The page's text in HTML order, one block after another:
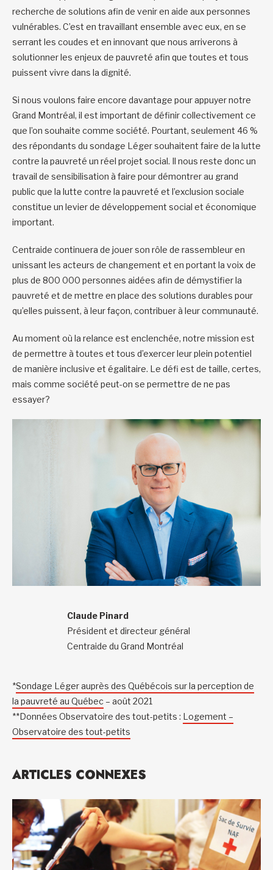
recherche de solutions afin de venir en aide aux personnes
vulnérables. C’est en travaillant ensemble avec eux, en se
serrant les coudes et en innovant que nous arriverons à
solutionner les enjeux de pauvreté afin que toutes et tous
puissent vivre dans la dignité.
Si nous voulons faire encore davantage pour appuyer notre
Grand Montréal, il est important de définir collectivement ce
que l’on souhaite comme société. Pourtant, seulement 46 %
des répondants du sondage Léger souhaitent faire de la lutte
contre la pauvreté un réel projet social. Il nous reste donc un
travail de sensibilisation à faire pour démontrer au grand
public que la lutte contre la pauvreté et l’exclusion sociale
constitue un levier de développement social et économique
important.
Centraide continuera de jouer son rôle de rassembleur en
unissant les acteurs de changement et en portant la voix de
plus de 800 000 personnes aidées afin de démystifier la
pauvreté et de mettre en place des solutions durables pour
qu’elles puissent, à leur façon, contribuer à leur communauté.
Au moment où la relance est enclenchée, notre mission est
de permettre à toutes et tous d’exercer leur plein potentiel
de manière inclusive et égalitaire. Le défi est de taille, certes,
mais comme société peut-on se permettre de ne pas
essayer?
Claude Pinard
Président et directeur général
Centraide du Grand Montréal
*Sondage Léger auprès des Québécois sur la perception de
la pauvreté au Québec – août 2021
**Données Observatoire des tout-petits : Logement –
Observatoire des tout-petits
ARTICLES CONNEXES